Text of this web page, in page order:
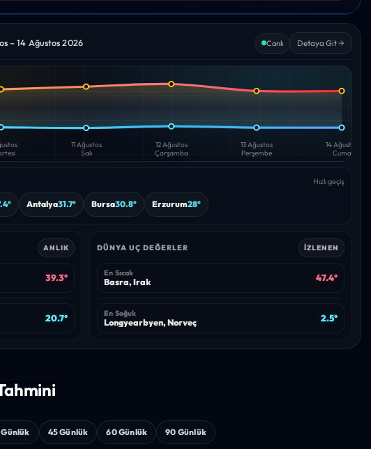
– 14 Ağustos 2026 Canlı Detaya Git
11 Ağustos
Salı
12 Ağustos
Çarşamba
13 Ağustos
Perşembe
14 Ağustos
Cuma
Hızlı geçiş
Antalya31.7° Bursa30.8° Erzurum28°
ANLIK
39.3°
20.7°
DÜNYA UÇ DEĞERLER İZLENEN
En Sıcak
Basra, Irak 47.4°
En Soğuk
Longyearbyen, Norveç 2.5°
45 Günlük 60 Günlük 90 Günlük